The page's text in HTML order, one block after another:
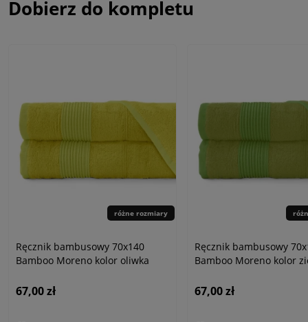
Dobierz do kompletu
różne rozmiary
Ręcznik bambusowy 70x140
Bamboo Moreno kolor oliwka
67,00 zł
Ręcznik bambusowy
Bamboo Moreno kolor
67,00 zł